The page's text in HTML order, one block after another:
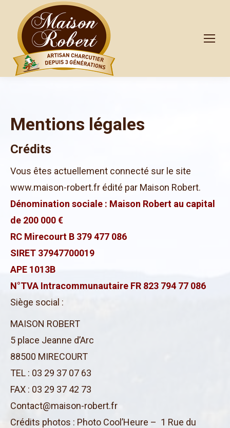
Mentions légales
Crédits
Vous êtes actuellement connecté sur le site
www.maison-robert.fr édité par Maison Robert.
Dénomination sociale : Maison Robert au capital
de 200 000 €
RC Mirecourt B 379 477 086
SIRET 37947700019
APE 1013B
N°TVA Intracommunautaire FR 823 794 77 086
Siège social :
MAISON ROBERT
5 place Jeanne d’Arc
88500 MIRECOURT
TEL : 03 29 37 07 63
FAX : 03 29 37 42 73
Contact@maison-robert.fr
Crédits photos : Photo Cool’Heure – 1 Rue du